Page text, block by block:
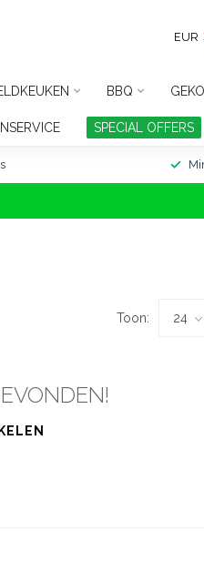
EUR
BBQ
SPECIAL OFFERS
Toon: